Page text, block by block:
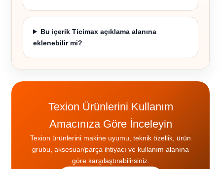
Bu içerik Ticimax açıklama alanına
eklenebilir mi?
Texion Ürünlerini Kullanım
Amacınıza Göre İnceleyin
Texion ürünlerini makine uyumu, teknik özellik, ürün
grubu, aksesuar/parça ihtiyacı ve kullanım alanına
göre karşılaştırabilirsiniz.